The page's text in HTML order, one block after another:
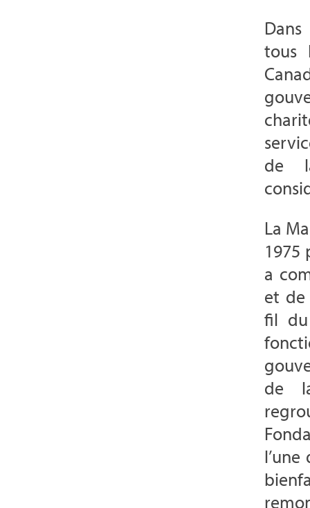
tous
de
La
1975
a
et de
fil du
de